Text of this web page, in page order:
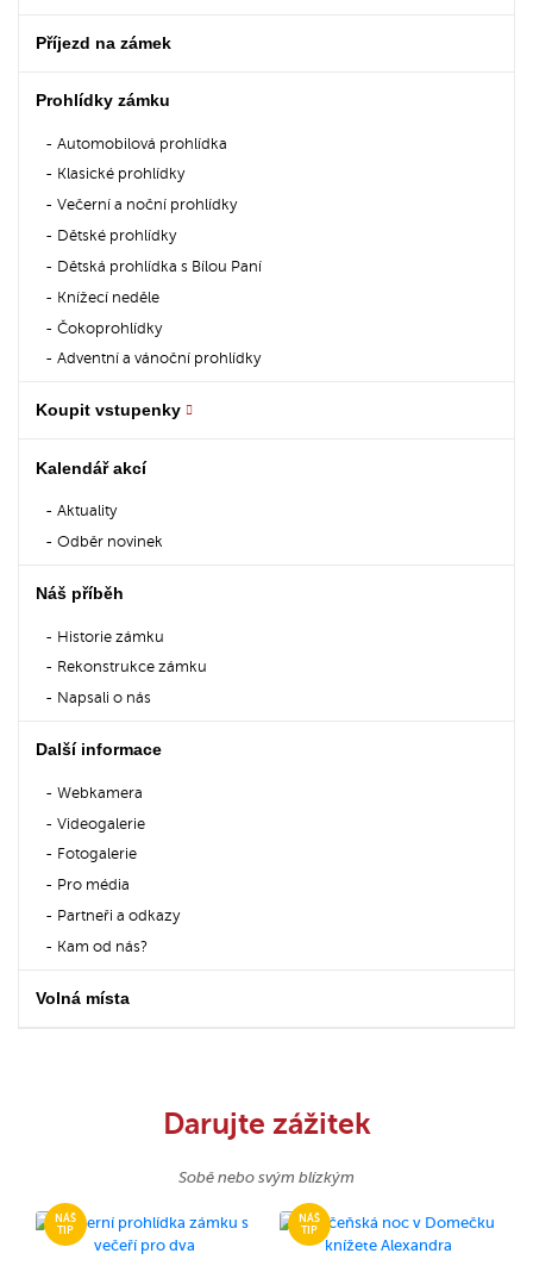
Příjezd na zámek
Prohlídky zámku
Automobilová prohlídka
Klasické prohlídky
Večerní a noční prohlídky
Dětské prohlídky
Dětská prohlídka s Bílou Paní
Knížecí neděle
Čokoprohlídky
Adventní a vánoční prohlídky
Koupit vstupenky
Kalendář akcí
Aktuality
Odběr novinek
Náš příběh
Historie zámku
Rekonstrukce zámku
Napsali o nás
Další informace
Webkamera
Videogalerie
Fotogalerie
Pro média
Partneři a odkazy
Kam od nás?
Volná místa
Darujte zážitek
Sobě nebo svým blízkým